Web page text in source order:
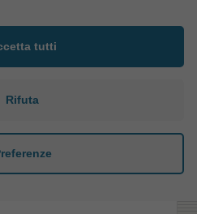
tutti
Rifuta